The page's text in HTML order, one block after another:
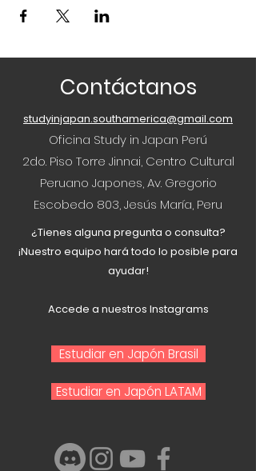
Contáctanos
studyinjapan.southamerica@gmail.com
Oficina Study in Japan Perú
2do. Piso Torre Jinnai, Centro Cultural
Peruano Japones, Av. Gregorio
Escobedo 803, Jesús María, Peru
¿Tienes alguna pregunta o consulta?
¡Nuestro equipo hará todo lo posible para
ayudar!
Accede a nuestros Instagrams
Estudiar en Japón Brasil
Estudiar en Japón LATAM